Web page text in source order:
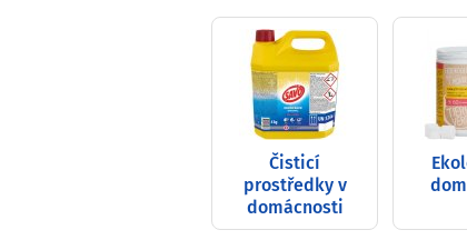
Čisticí
prostředky v
domácnosti